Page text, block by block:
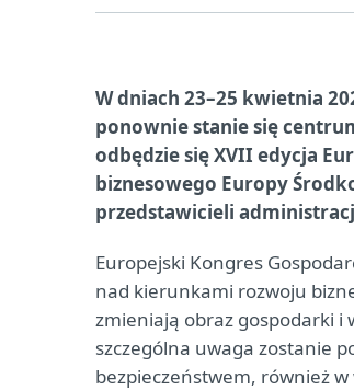
W dniach 23–25 kwietnia
ponownie stanie się
odbędzie się XVII edycja
biznesowego Europy
przedstawicieli
Europejski Kongres
nad kierunkami rozwoju
zmieniają obraz gospodarki i
szczególna uwaga zostanie
bezpieczeństwem, również